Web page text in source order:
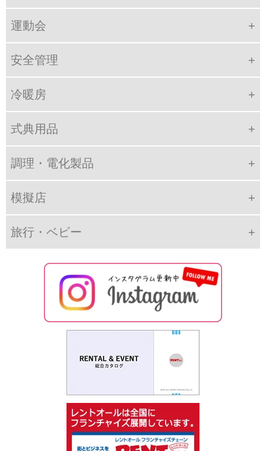
運動会
安全管理
冷暖房
式典用品
調理・電化製品
模擬店
旅行・ベビー